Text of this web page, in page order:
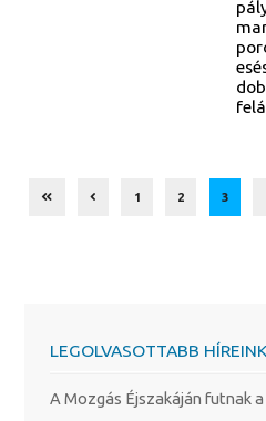
1 2 3
LEGOLVASOTTABB HÍREINK
A Mozgás Éjszakáján futnak